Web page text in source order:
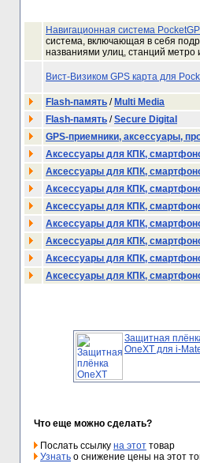
Навигационная система
система, включающая в себя
названиями улиц, станций
Вист-Визиком GPS карта для
Flash-память /Multi Media
Flash-память /Secure Digital
GPS-приемники, аксессуары,
Аксессуары для КПК,
Аксессуары для КПК,
Аксессуары для КПК,
Аксессуары для КПК,
Аксессуары для КПК,
Аксессуары для КПК,
Аксессуары для КПК,
Аксессуары для КПК,
Защитная
OneXT для i-
Что еще можно сделать?
Послать ссылку на этот товар
Узнать о снижение цены на этот